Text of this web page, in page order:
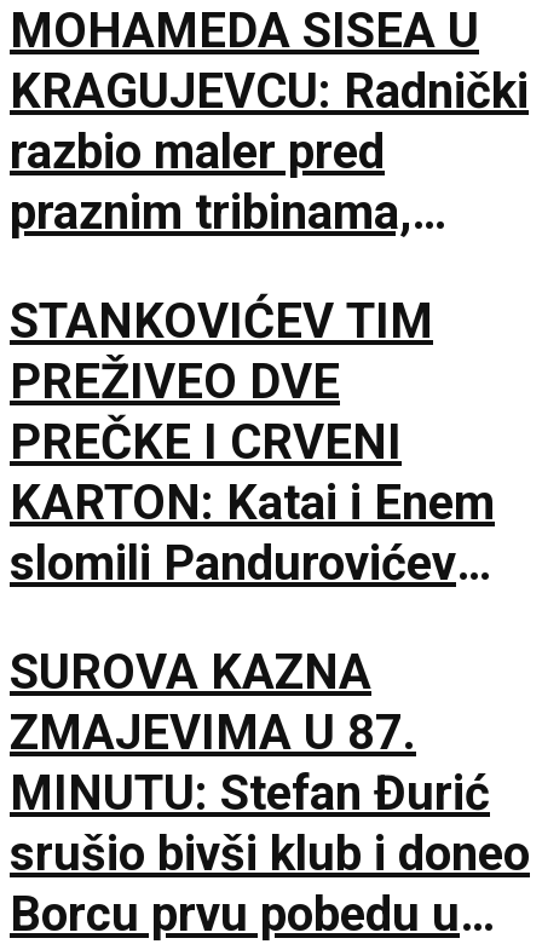
MOHAMEDA SISEA U
KRAGUJEVCU: Radnički
razbio maler pred
praznim tribinama,
Čika Dači!
STANKOVIĆEV TIM
PREŽIVEO DVE
PREČKE I CRVENI
KARTON: Katai i Enem
slomili Pandurovićev
promašivali u Ljutice
Bogdana!
SUROVA KAZNA
ZMAJEVIMA U 87.
MINUTU: Stefan Đurić
srušio bivši klub i doneo
Borcu prvu pobedu u